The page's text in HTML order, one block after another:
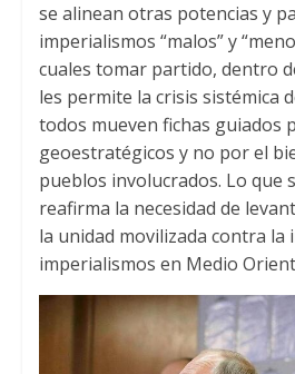
se alinean otras potencias y
imperialismos “malos” y
cuales tomar partido, dentro
les permite la crisis sistémica
todos mueven fichas guiados
geoestratégicos y no por el
pueblos involucrados. Lo que
reafirma la necesidad de
la unidad movilizada contra la
imperialismos en Medio